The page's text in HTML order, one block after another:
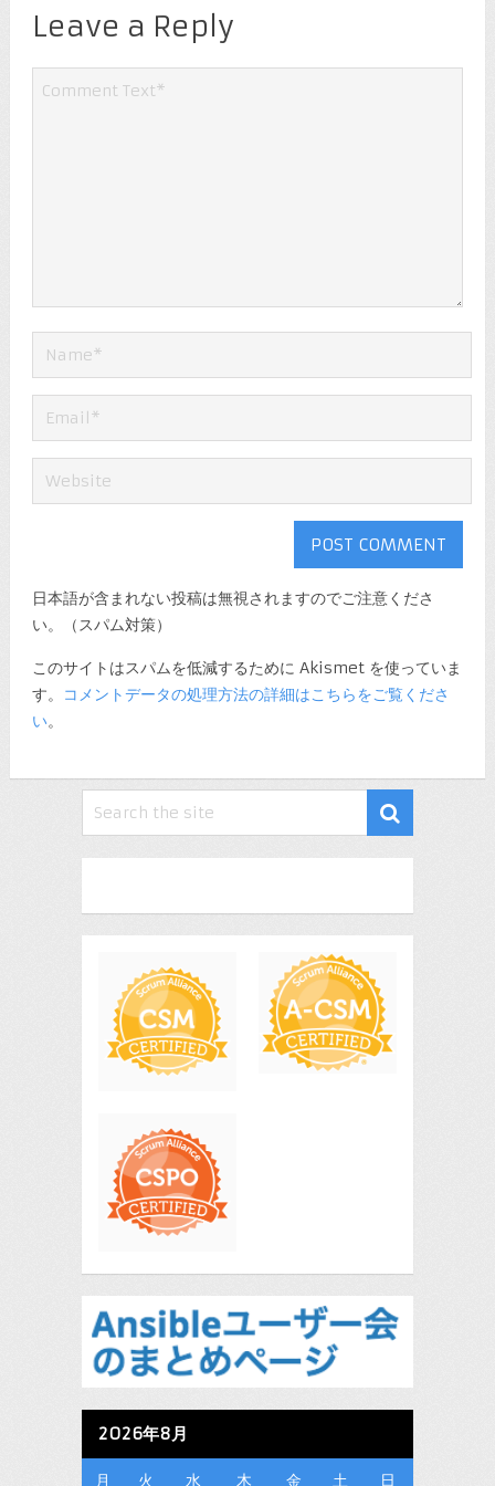
Leave a Reply
日本語が含まれない投稿は無視されますのでご注意くださ
い。（スパム対策）
このサイトはスパムを低減するために Akismet を使っていま
す。
コメントデータの処理方法の詳細はこちらをご覧くださ
い。
2026年8月
月 火 水 木 金 土 日